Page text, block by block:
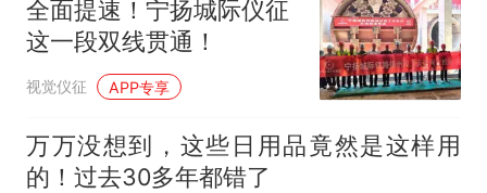
全面提速！宁扬城际仪征
这一段双线贯通！
视觉仪征 APP专享
万万没想到，这些日用品竟然是这样用
的！过去30多年都错了